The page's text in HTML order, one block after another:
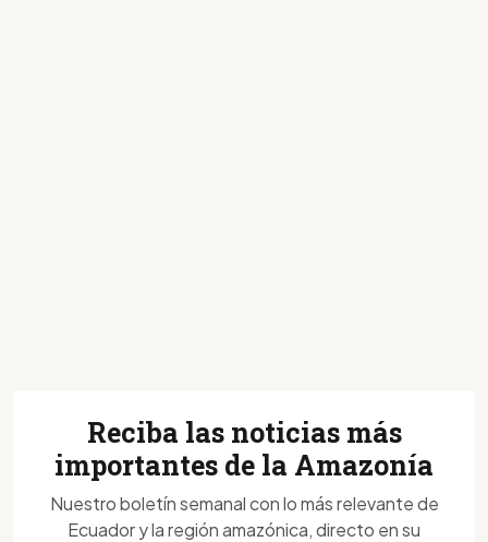
Reciba las noticias más
importantes de la Amazonía
Nuestro boletín semanal con lo más relevante de
Ecuador y la región amazónica, directo en su